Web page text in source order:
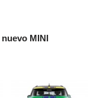
nuevo MINI